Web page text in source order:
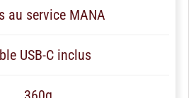
au service MANA
USB-C inclus